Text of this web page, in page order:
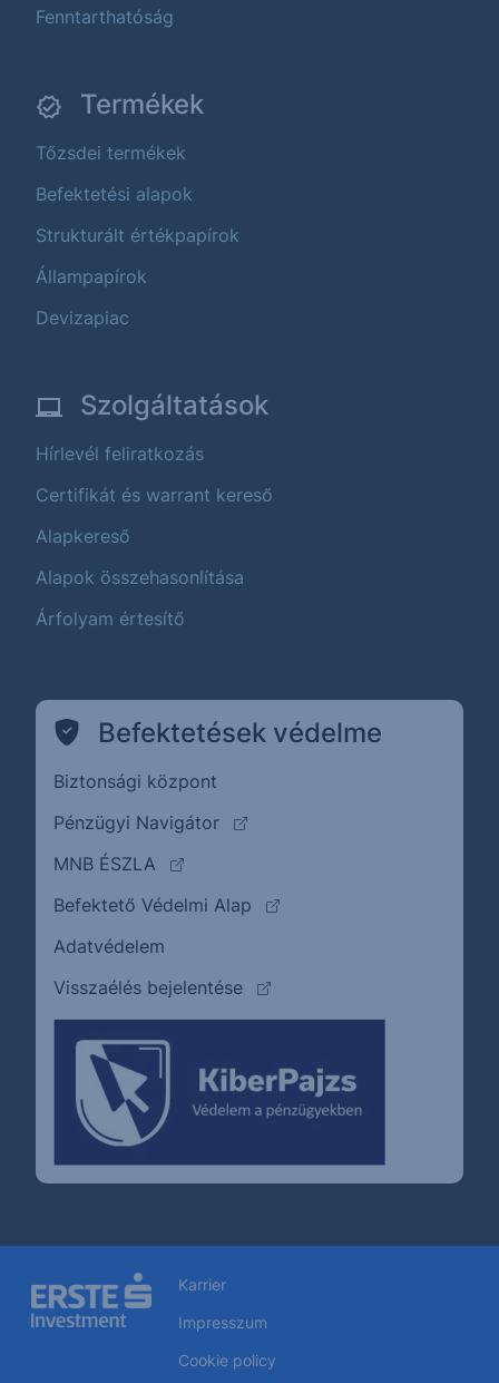
Fenntarthatóság
Termékek
Tőzsdei termékek
Befektetési alapok
Strukturált értékpapírok
Állampapírok
Devizapiac
Szolgáltatások
Hírlevél feliratkozás
Certifikát és warrant kereső
Alapkereső
Alapok összehasonlítása
Árfolyam értesítő
Befektetések védelme
Biztonsági központ
Pénzügyi Navigátor
(külső oldalra ugrik)
MNB ÉSZLA
(külső oldalra ugrik)
Befektető Védelmi Alap
(külső oldalra ugrik)
Adatvédelem
Visszaélés bejelentése
(külső oldalra ugrik)
Karrier
Impresszum
Cookie policy